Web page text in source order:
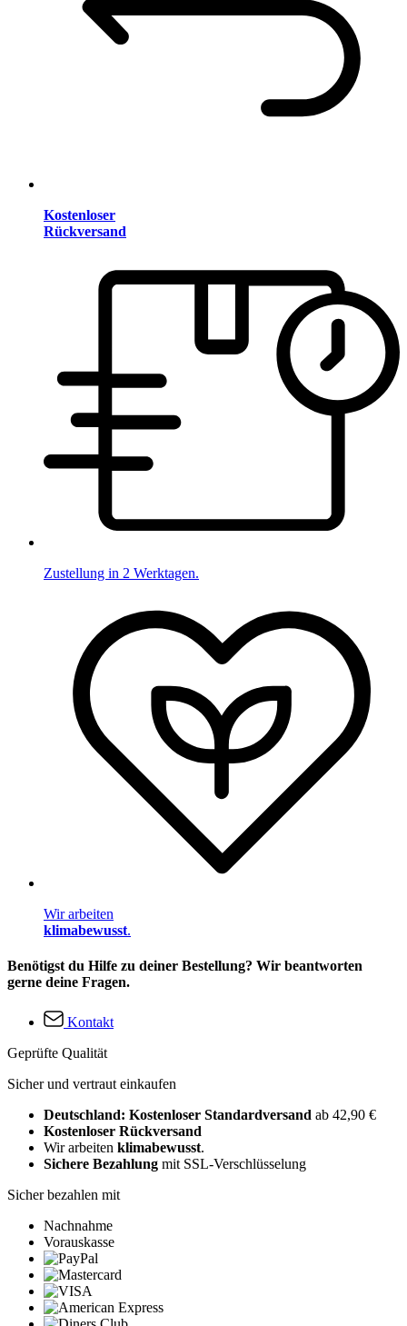
Kostenloser
Rückversand
Zustellung in 2 Werktagen.
Wir arbeiten
klimabewusst.
Benötigst du Hilfe zu deiner Bestellung? Wir beantworten
gerne deine Fragen.
Kontakt
Geprüfte Qualität
Sicher und vertraut einkaufen
Deutschland: Kostenloser Standardversand ab 42,90 €
Kostenloser Rückversand
Wir arbeiten klimabewusst.
Sichere Bezahlung mit SSL-Verschlüsselung
Sicher bezahlen mit
Nachnahme
Vorauskasse